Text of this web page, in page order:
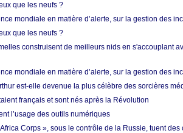
que les neufs ?
mondiale en matière d’alerte, sur la gestion des
que les neufs ?
construisent de meilleurs nids en s'accouplant
mondiale en matière d’alerte, sur la gestion des
est-elle devenue la plus célèbre des sorcières
français et sont nés après la Révolution
l’usage des outils numériques
Corps », sous le contrôle de la Russie, tuent des